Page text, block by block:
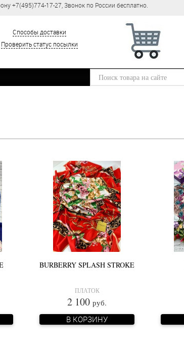
+7(495)774-17-27, Звонок по России бесплатно.
Способы доставки
Проверить статус посылки
BURBERRY SPLASH STROKE
ПЛАТОК
2 100 руб.
В КОРЗИНУ